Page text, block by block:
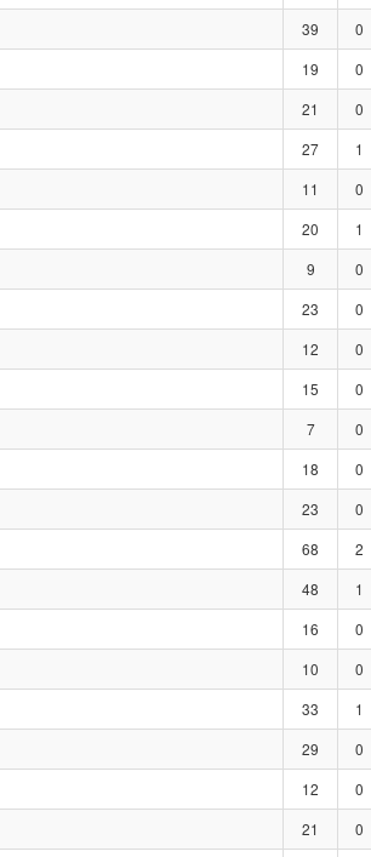
39 0
19 0
21 0
27 1
11 0
20 1
9 0
23 0
12 0
15 0
7 0
18 0
23 0
68 2
48 1
16 0
10 0
33 1
29 0
12 0
21 0